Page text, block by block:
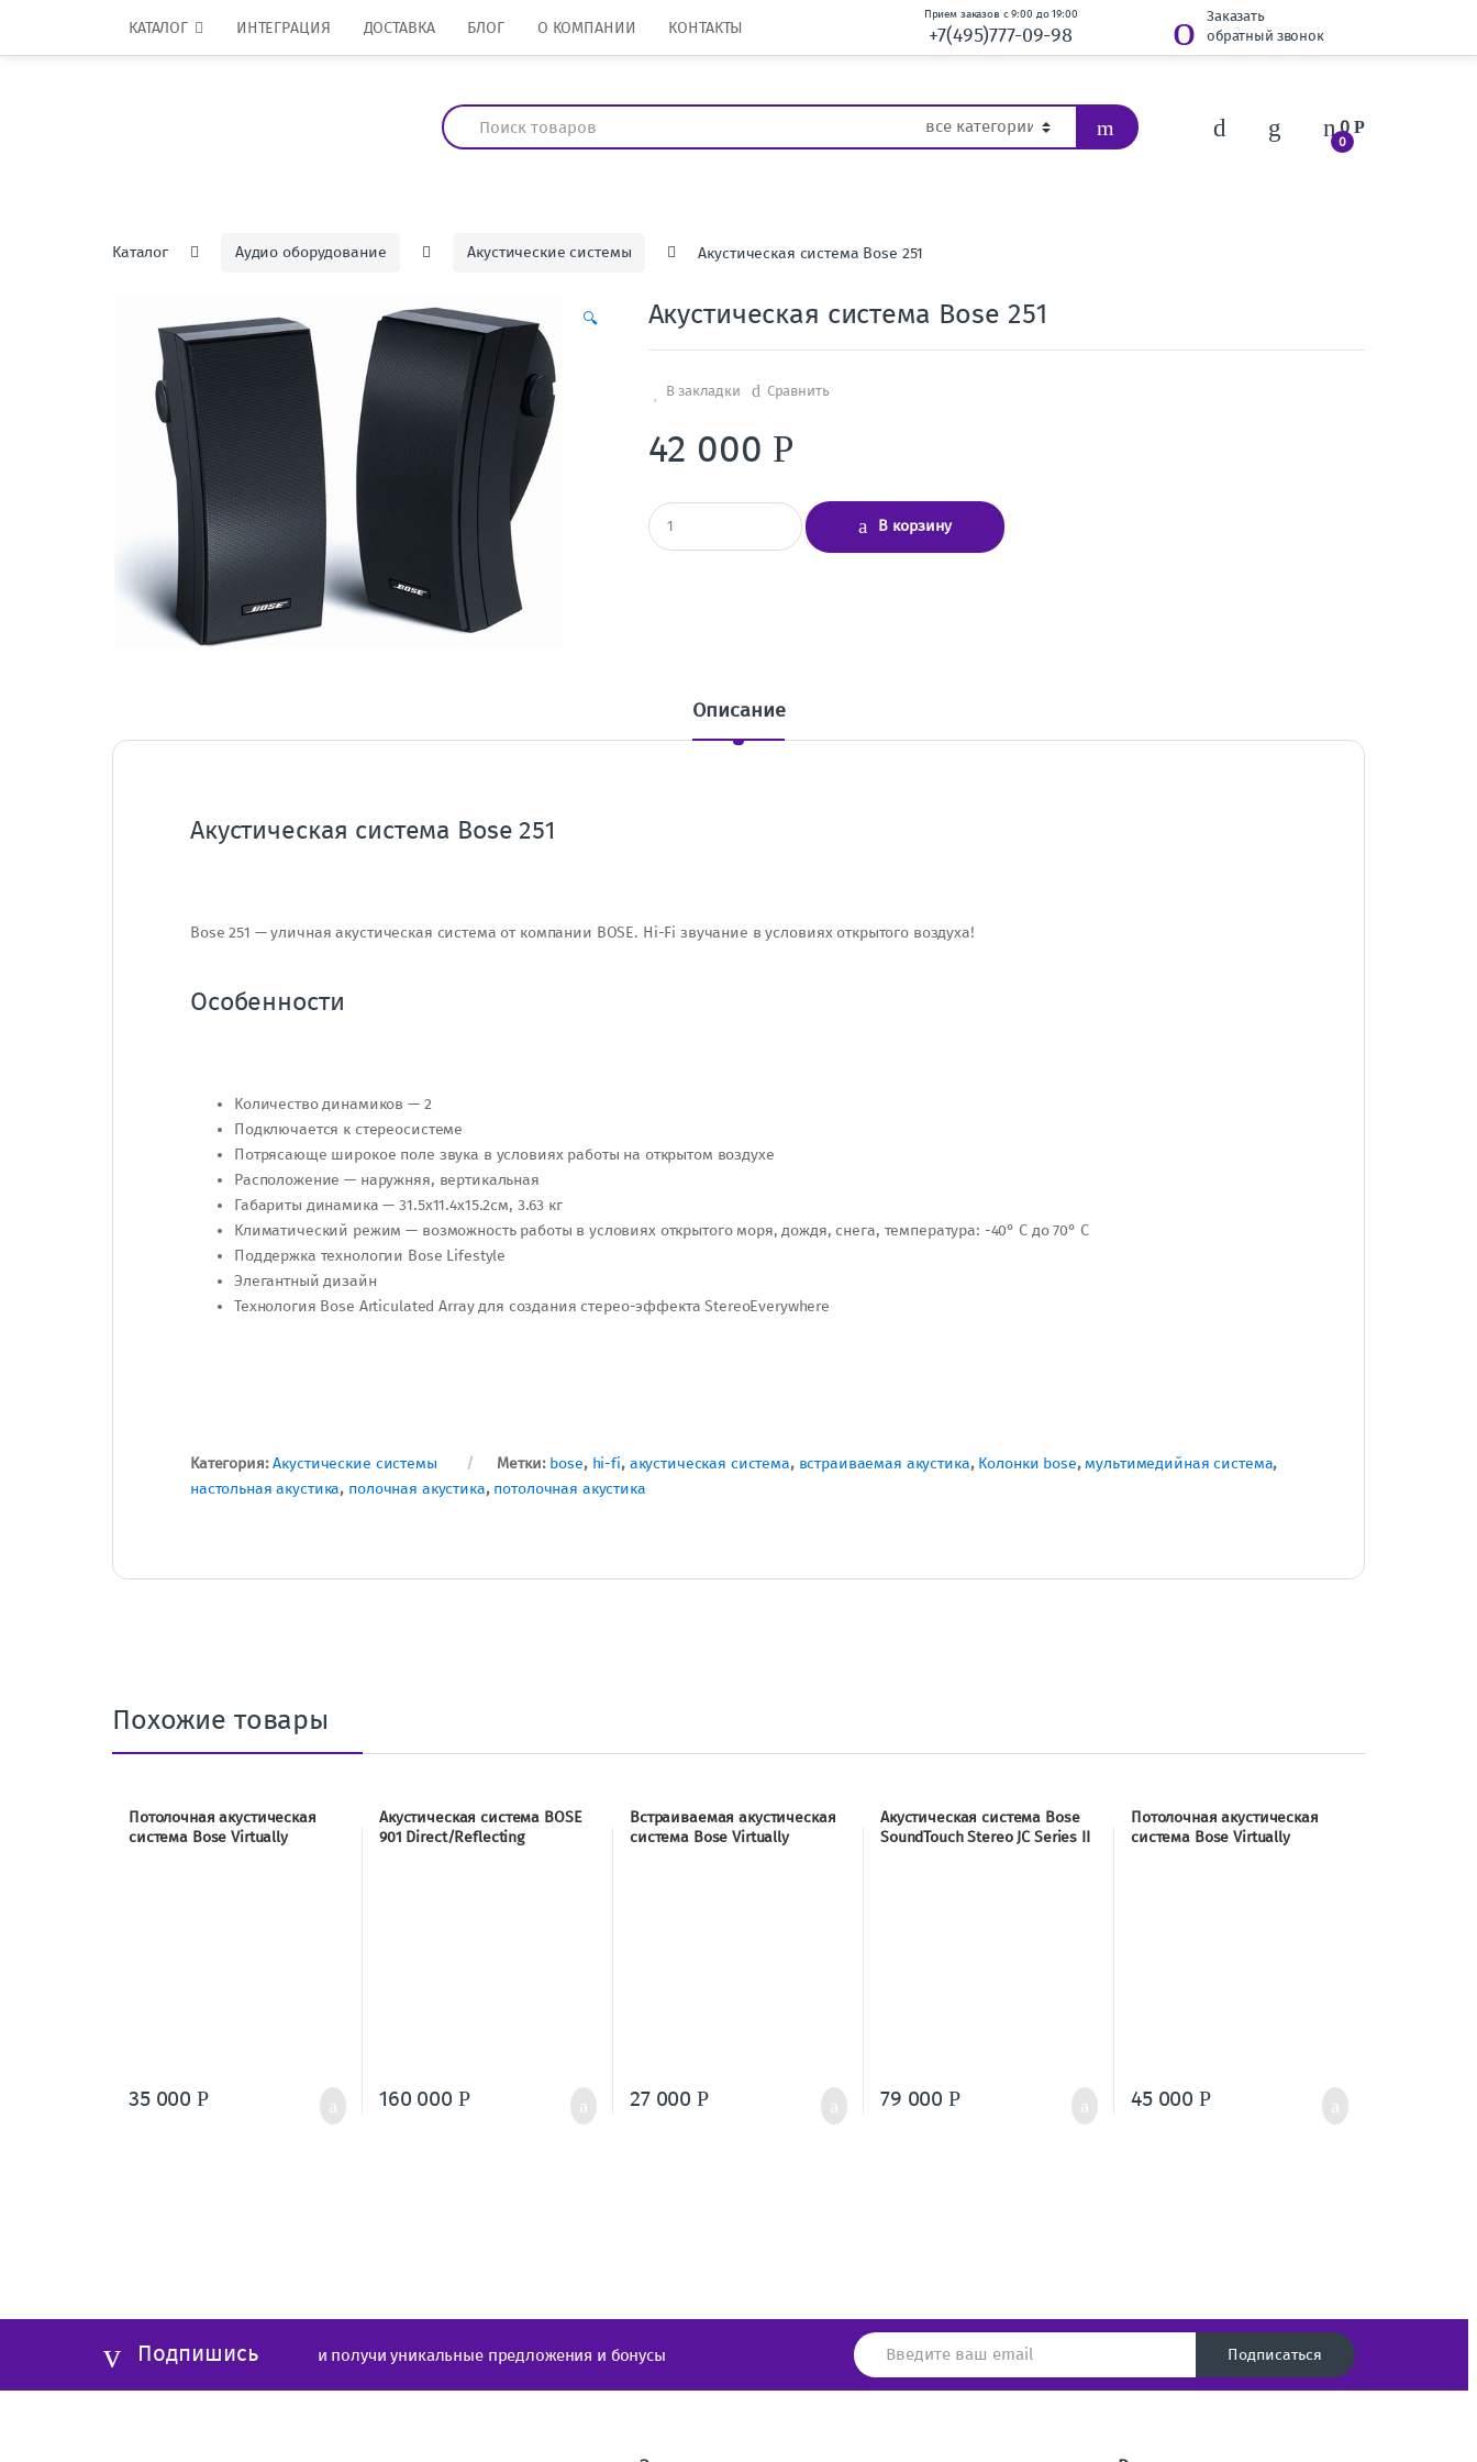
КАТАЛОГ
ИНТЕГРАЦИЯ ДОСТАВКА БЛОГ О КОМПАНИИ КОНТАКТЫ
Прием заказов с 9:00 до 19:00
+7(495)777-09-98
Заказать
обратный звонок
И
с
0
0Р
Каталог Аудио оборудование Акустические системы Акустическая система Bose 251
🔍 Акустическая система Bose 251
В закладки Сравнить
42 000 Р
К
о
В корзину
Описание
Акустическая система Bose 251
Bose 251 — уличная акустическая система от компании BOSE. Hi-Fi звучание в условиях открытого воздуха!
Особенности
Количество динамиков — 2
Подключается к стереосистеме
Потрясающе широкое поле звука в условиях работы на открытом воздухе
Расположение — наружняя, вертикальная
Габариты динамика — 31.5х11.4х15.2см, 3.63 кг
Климатический режим — возможность работы в условиях открытого моря, дождя, снега, температура: -40° C до 70° C
Поддержка технологии Bose Lifestyle
Элегантный дизайн
Технология Bose Articulated Array для создания стерео-эффекта StereoEverywhere
Категория:Акустические системы Метки: bose, hi-fi, акустическая система, встраиваемая акустика, Колонки bose,мультимедийная система,
настольная акустика, полочная акустика, потолочная акустика
Похожие товары
Потолочная акустическая
система Bose Virtually
35 000Р
Акустическая система BOSE
901 Direct/Reflecting
160 000 Р
Встраиваемая акустическая
система Bose Virtually
27 000Р
Акустическая система Bose
SoundTouch Stereo JC Series II
79 000Р
Потолочная акустическая
система Bose Virtually
45 000Р
Подпишись и получи уникальные предложения и бонусы Подписаться